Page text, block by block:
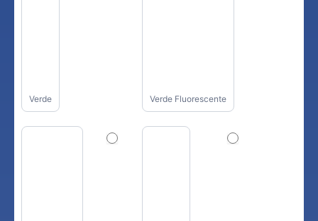
Verde Verde Fluorescente